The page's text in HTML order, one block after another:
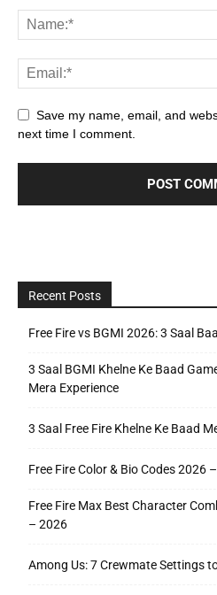
Save my name, email, and
next time I comment.
Recent Posts
Free Fire vs BGMI 2026: 3 Saal
3 Saal BGMI Khelne Ke Baad
Mera Experience
3 Saal Free Fire Khelne Ke Baad
Free Fire Color & Bio Codes 2026
Free Fire Max Best Character
– 2026
Among Us: 7 Crewmate Settings